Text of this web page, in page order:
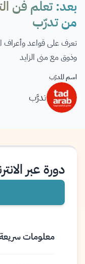
بعد: تعلم فن
من تدرّب
تعرف على قواعد وأعراف
وذوق مع منى الزايد
اسم المدرّب
تدرَّب
دورة عبر
معلومات